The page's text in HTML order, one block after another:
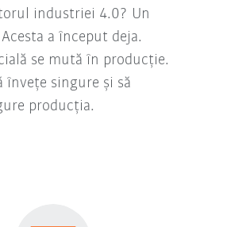
industriei 4.0? Un
a început deja.
se mută în producție.
învețe singure și să
producția.